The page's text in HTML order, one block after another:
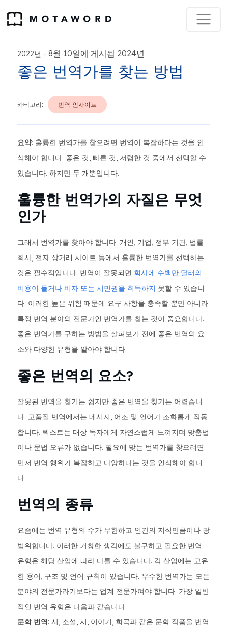
2022년 - 8월 10일에 게시됨 2024년
좋은 번역가를 찾는 방법
카테고리: 번역 인사이트
요약: 훌륭한 번역가를 찾으려면 번역이 복잡하다는 것을 인
식해야 합니다. 좋은 것, 빠른 것, 저렴한 것 중에서 선택할 수
있습니다. 하지만 두 개뿐입니다.
훌륭한 번역가의 자질은 무엇
인가
그래서 번역가를 찾아야 합니다. 개인, 기업, 정부 기관, 법률
회사, 전자 상거래 사이트 등에서 훌륭한 번역가를 선택하는
것은 필수적입니다. 번역이 잘못되면 회사에 수백만 달러의
비용이 들거나 비자 또는 시민권을 취득하지 못할 수 있습니
다. 이러한 높은 위험 때문에 요구 사항을 충족할 뿐만 아니라
특정 번역 분야의 전문가인 번역가를 찾는 것이 중요합니다.
좋은 번역가를 구하는 방법을 살펴보기 전에 좋은 번역의 요
소와 다양한 유형을 알아야 합니다.
좋은 번역의 요소?
잘못된 번역을 찾기는 쉽지만 좋은 번역을 찾기는 어렵습니
다. 고품질 번역에서는 메시지, 어조 및 언어가 조화롭게 작동
합니다. 텍스트는 대상 독자에게 자연스럽게 느껴지며 맞춤법
이나 문법 오류가 없습니다. 필요에 맞는 번역가를 찾으려면
먼저 번역 행위가 복잡하고 다양하다는 것을 인식해야 합니
다.
번역의 종류
요즘에는 번역 유형의 수가 무한하고 인간의 지식만큼이나 광
범위합니다. 이러한 거창한 생각에도 불구하고 필요한 번역
유형은 해당 산업에 따라 다를 수 있습니다. 각 산업에는 고유
한 용어, 구조 및 언어 규칙이 있습니다. 우수한 번역가는 모든
분야의 전문가라기보다는 업계 전문가여야 합니다. 가장 일반
적인 번역 유형은 다음과 같습니다.
문학 번역: 시, 소설, 시, 이야기, 희곡과 같은 문학 작품을 번역